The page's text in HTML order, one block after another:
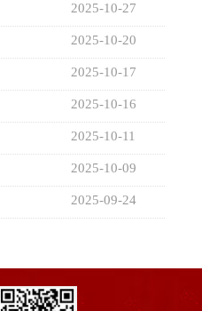
2025-10-27
2025-10-20
2025-10-17
2025-10-16
2025-10-11
2025-10-09
2025-09-24